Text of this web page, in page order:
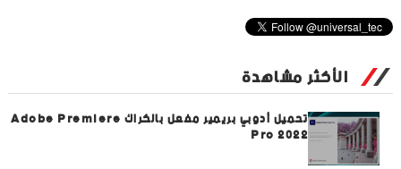
الأكثر مشاهدة
تحميل أدوبي بريمير مفعل بالكراك Adobe Premiere
Pro 2022